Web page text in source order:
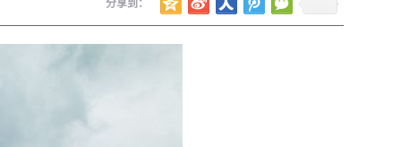
分享到：